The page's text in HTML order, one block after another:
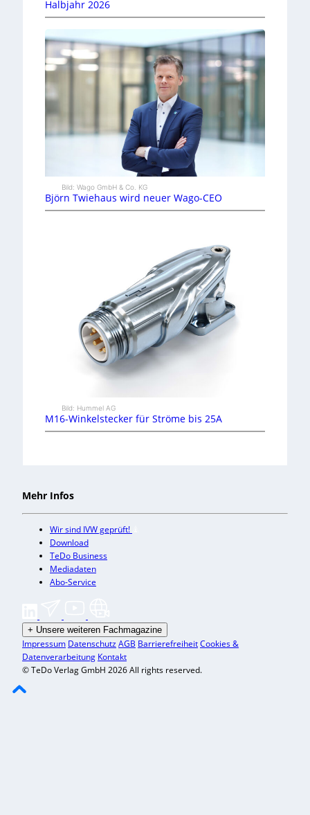
Halbjahr 2026
Bild: Wago GmbH & Co. KG
Björn Twiehaus wird neuer Wago-CEO
Bild: Hummel AG
M16-Winkelstecker für Ströme bis 25A
Mehr Infos
Wir sind IVW geprüft!
Download
TeDo Business
Mediadaten
Abo-Service
+ Unsere weiteren Fachmagazine
Impressum DatenschutzAGB BarrierefreiheitCookies &
Datenverarbeitung Kontakt
© TeDo Verlag GmbH 2026 All rights reserved.